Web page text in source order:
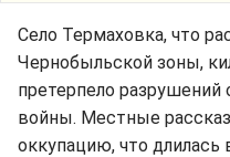
Село Термаховка, что
Чернобыльской зоны,
претерпело
войны. Местные
оккупацию, что длилась